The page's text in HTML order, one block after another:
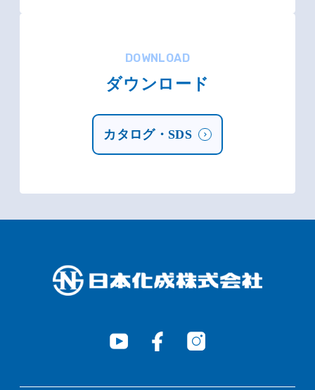
DOWNLOAD
ダウンロード
カタログ・SDS